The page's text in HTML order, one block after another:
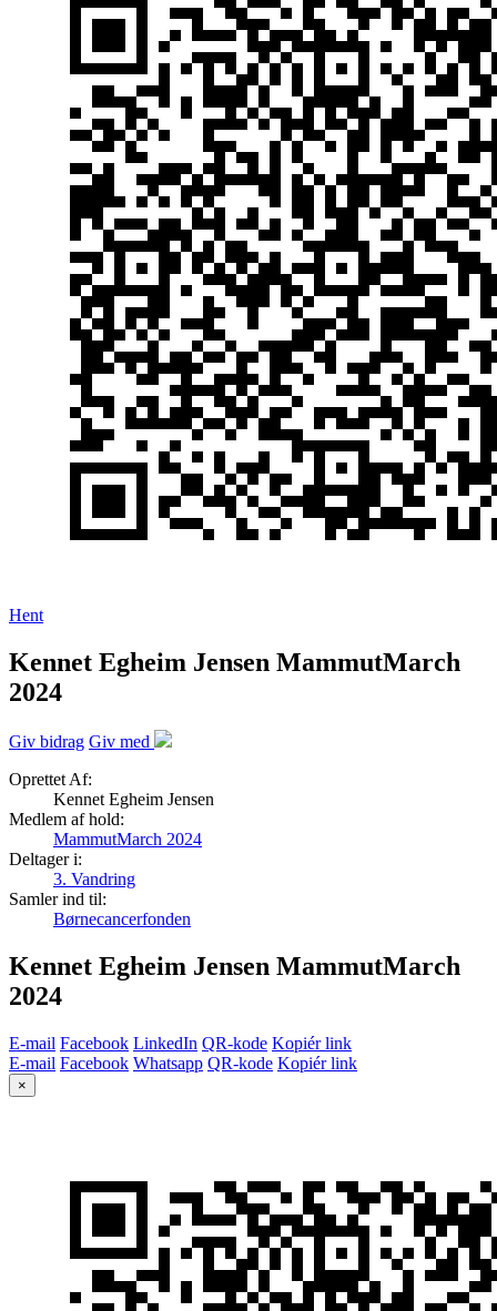
Hent
Kennet Egheim Jensen MammutMarch
2024
Giv bidrag Giv med
Oprettet Af:
Kennet Egheim Jensen
Medlem af hold:
MammutMarch 2024
Deltager i:
3. Vandring
Samler ind til:
Børnecancerfonden
Kennet Egheim Jensen MammutMarch
2024
E-mail Facebook LinkedIn QR-kode Kopiér link
E-mail Facebook Whatsapp QR-kode Kopiér link
×